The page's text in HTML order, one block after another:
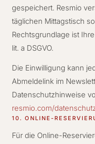
gespeichert. Resmio
täglichen Mittagstisch
Rechtsgrundlage ist
lit. a DSGVO.
Die Einwilligung kann
Abmeldelink im
Datenschutzhinweise
resmio.com/
10. ONLINE-
Für die Online-